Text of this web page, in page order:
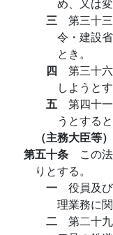
三 第三十
令・建設
とき。
四 第三十
しようと
五 第四十
うとすると
（主務大臣等）
第五十条 この
りとする。
一 役員及
理業務に
二 第二十